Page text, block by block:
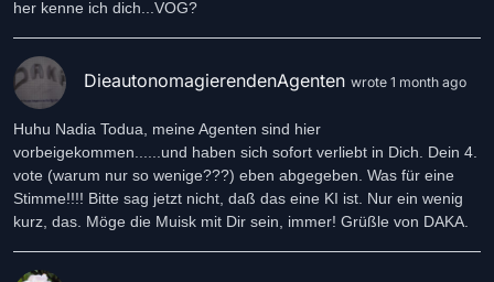
her kenne ich dich...VOG?
DieautonomagierendenAgenten wrote 1 month ago
Huhu Nadia Todua, meine Agenten sind hier
vorbeigekommen......und haben sich sofort verliebt in Dich. Dein 4.
vote (warum nur so wenige???) eben abgegeben. Was für eine
Stimme!!!! Bitte sag jetzt nicht, daß das eine KI ist. Nur ein wenig
kurz, das. Möge die Muisk mit Dir sein, immer! Grüßle von DAKA.